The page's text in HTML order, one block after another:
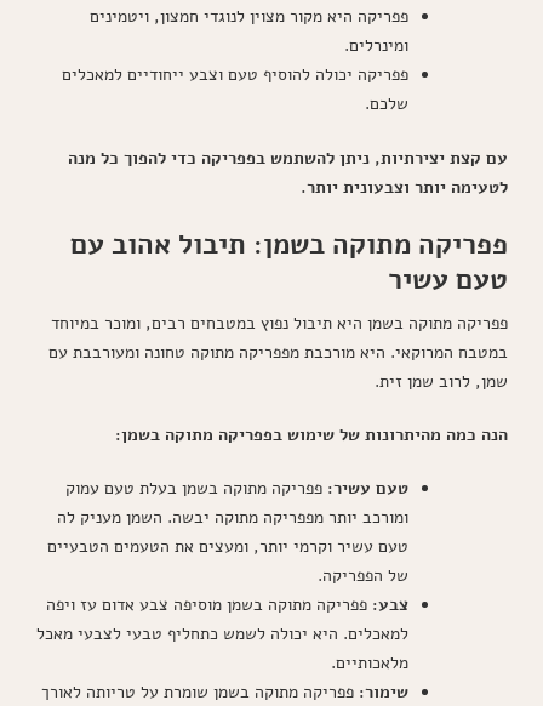
פפריקה היא מקור מצוין לנוגדי חמצון, ויטמינים
ומינרלים.
פפריקה יכולה להוסיף טעם וצבע ייחודיים למאכלים
שלכם.
עם קצת יצירתיות, ניתן להשתמש בפפריקה כדי להפוך כל מנה
לטעימה יותר וצבעונית יותר.
פפריקה מתוקה בשמן: תיבול אהוב עם
טעם עשיר
פפריקה מתוקה בשמן היא תיבול נפוץ במטבחים רבים, ומוכר במיוחד
במטבח המרוקאי. היא מורכבת מפפריקה מתוקה טחונה ומעורבבת עם
שמן, לרוב שמן זית.
הנה כמה מהיתרונות של שימוש בפפריקה מתוקה בשמן:
טעם עשיר: פפריקה מתוקה בשמן בעלת טעם עמוק
ומורכב יותר מפפריקה מתוקה יבשה. השמן מעניק לה
טעם עשיר וקרמי יותר, ומעצים את הטעמים הטבעיים
של הפפריקה.
צבע: פפריקה מתוקה בשמן מוסיפה צבע אדום עז ויפה
למאכלים. היא יכולה לשמש כתחליף טבעי לצבעי מאכל
מלאכותיים.
שימור: פפריקה מתוקה בשמן שומרת על טריותה לאורך